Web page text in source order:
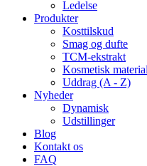
Ledelse
Produkter
Kosttilskud
Smag og dufte
TCM-ekstrakt
Kosmetisk
Uddrag (A - Z)
Nyheder
Dynamisk
Udstillinger
Blog
Kontakt os
FAQ